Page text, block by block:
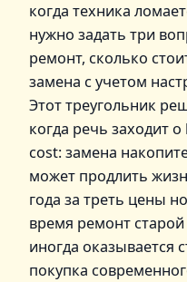
когда техника
нужно задать три
ремонт, сколько
замена с учетом
Этот треугольник
когда речь заходит
cost: замена
может продлить
года за треть цены
время ремонт
иногда оказывается
покупка